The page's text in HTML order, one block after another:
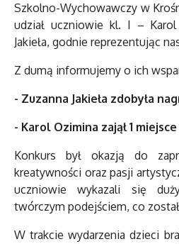
Szkolno-Wychowawczy w
udział uczniowie kl. I –
Jakieła, godnie reprezentując
Z dumą informujemy o ich
- Zuzanna Jakieła zdobyła
- Karol Ozimina zajął 1 miejsce
Konkurs był okazją do
kreatywności oraz pasji
uczniowie wykazali się
twórczym podejściem, co
W trakcie wydarzenia dzieci